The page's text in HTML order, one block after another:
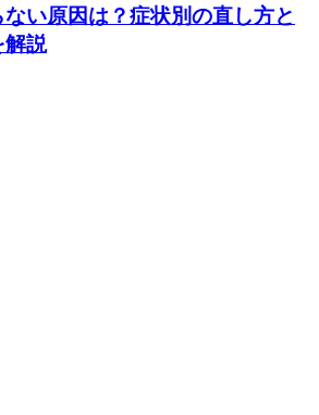
い原因は？症状別の直し方と
解説